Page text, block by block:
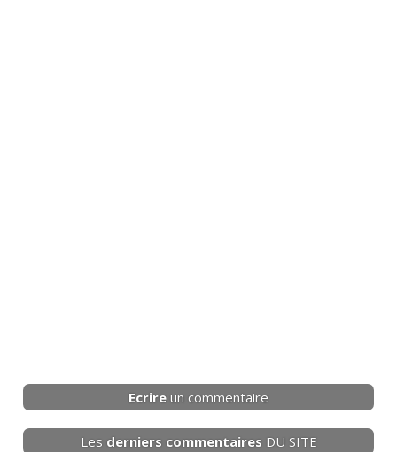
Ecrire un commentaire
Les derniers commentaires DU SITE